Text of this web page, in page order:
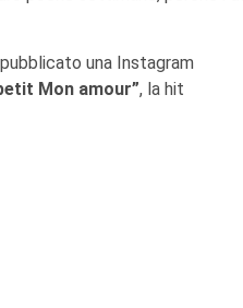
una Instagram
Mon amour”, la hit